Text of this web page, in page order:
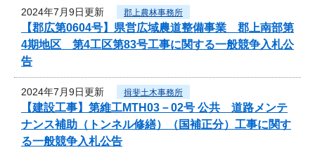
2024年7月9日更新 郡上農林事務所
【郡広第0604号】県営広域農道整備事業 郡上南部第
4期地区 第4工区第83号工事に関する一般競争入札公
告
2024年7月9日更新 揖斐土木事務所
【建設工事】第維工MTH03－02号 公共 道路メンテ
ナンス補助（トンネル修繕）（国補正分）工事に関す
る一般競争入札公告